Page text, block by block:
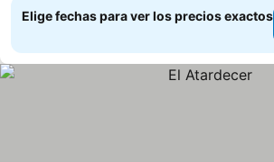
Elige fechas para ver los precios exactos